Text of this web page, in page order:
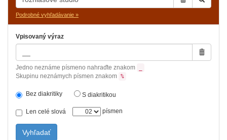
Podrobné vyhľadávanie »
Vpisovaný výraz
Jedno neznáme písmeno nahraďte znakom
Skupinu neznámych písmen znakom %
Bez diakritiky S diakritikou
Len celé slová písmen
Vyhľadať